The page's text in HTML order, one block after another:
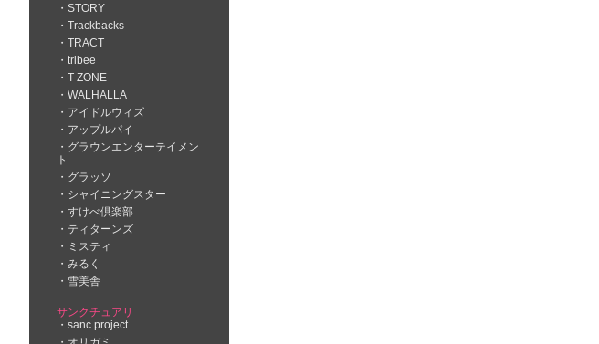
STORY
Trackbacks
TRACT
tribee
T-ZONE
WALHALLA
アイドルウィズ
アップルパイ
グラウンエンターテイメン
ト
グラッソ
シャイニングスター
すけべ倶楽部
ティターンズ
ミスティ
みるく
雪美舎
サンクチュアリ
sanc.project